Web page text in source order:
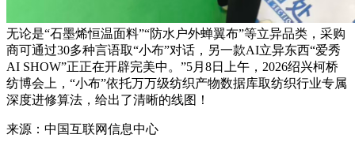
无论是“石墨烯恒温面料”“防水户外蝉翼布”等立异品类，采购
商可通过30多种言语取“小布”对话，另一款AI立异东西“爱秀
AI SHOW”正正在开辟完美中。”5月8日上午，2026绍兴柯桥
纺博会上，“小布”依托万万级纺织产物数据库取纺织行业专属
深度进修算法，给出了清晰的线图！
来源：中国互联网信息中心